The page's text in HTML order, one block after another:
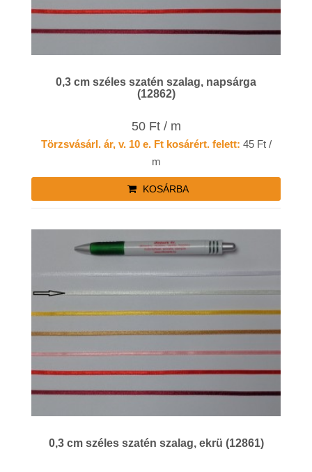
0,3 cm széles szatén szalag, napsárga
(12862)
50 Ft / m
Törzsvásárl. ár, v. 10 e. Ft kosárért. felett: 45 Ft /
m
KOSÁRBA
0,3 cm széles szatén szalag, ekrü (12861)